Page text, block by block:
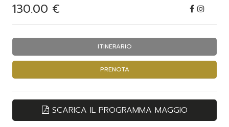
130.00 €
ITINERARIO
PRENOTA
SCARICA IL PROGRAMMA MAGGIO